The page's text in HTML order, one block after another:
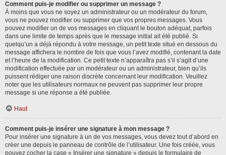
Comment puis-je modifier ou supprimer un message ?
À moins que vous ne soyez un administrateur ou un modérateur du forum,
vous ne pouvez modifier ou supprimer que vos propres messages. Vous
pouvez modifier un de vos messages en cliquant le bouton adéquat, parfois
dans une limite de temps après que le message initial ait été publié. Si
quelqu’un a déjà répondu à votre message, un petit texte situé en dessous du
message affichera le nombre de fois que vous l’avez modifié, contenant la date
et l’heure de la modification. Ce petit texte n’apparaîtra pas s’il s’agit d’une
modification effectuée par un modérateur ou un administrateur, bien qu’ils
puissent rédiger une raison discrète concernant leur modification. Veuillez
noter que les utilisateurs normaux ne peuvent pas supprimer leur propre
message si une réponse a été publiée.
Haut
Comment puis-je insérer une signature à mon message ?
Pour insérer une signature à un de vos messages, vous devez tout d’abord en
créer une depuis le panneau de contrôle de l’utilisateur. Une fois créée, vous
pouvez cocher la case « Insérer une signature » depuis le formulaire de